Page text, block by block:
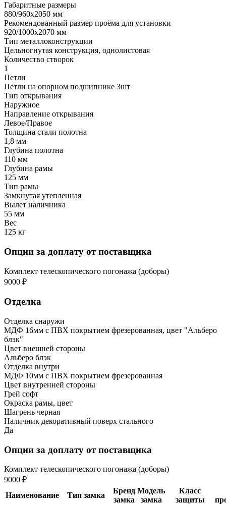
Габаритные размеры
880/960х2050 мм
Рекомендованный размер проёма для установки
920/1000х2070 мм
Тип металлоконструкции
Цельногнутая конструкция, однолистовая
Количество створок
1
Петли
Петли на опорном подшипнике 3шт
Тип открывания
Наружное
Направление открывания
Левое/Правое
Толщина стали полотна
1,8 мм
Глубина полотна
110 мм
Глубина рамы
125 мм
Тип рамы
Замкнутая утепленная
Вылет наличника
55 мм
Вес
125 кг
Опции за доплату от поставщика
Комплект телескопического погонажа (доборы)
9000 ₽
Отделка
Отделка снаружи
МДФ 16мм с ПВХ покрытием фрезерованная, цвет "Альберо
блэк"
Цвет внешней стороны
Альберо блэк
Отделка внутри
МДФ 10мм с ПВХ покрытием фрезерованная
Цвет внутренней стороны
Грей софт
Окраска рамы, цвет
Шагрень черная
Наличник декоративный поверх стального
Да
Опции за доплату от поставщика
Комплект телескопического погонажа (доборы)
9000 ₽
Наименование
Тип замка
Бренд
замка
Модель
замка
Класс
защиты